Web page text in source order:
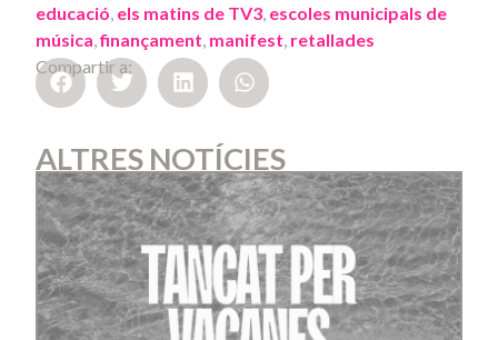
educació els matins de TV3 escoles municipals de
música ,finançament manifest retallades
Compartir a:
ALTRES NOTÍCIES